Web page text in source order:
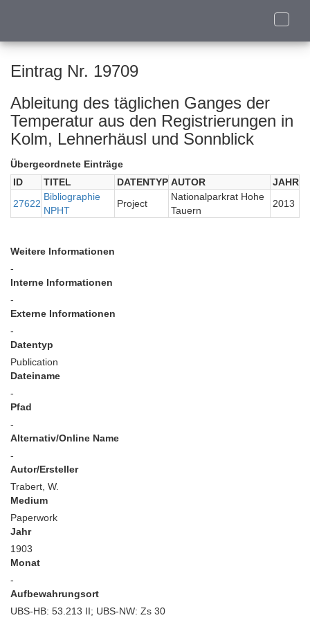
Toggle
Eintrag Nr. 19709
Ableitung des täglichen Ganges der
Temperatur aus den Registrierungen in
Kolm, Lehnerhäusl und Sonnblick
Übergeordnete Einträge
ID
TITEL DATENTYP AUTOR
JAHR
27622
Bibliographie
NPHT
Project
Nationalparkrat Hohe
Tauern
2013
Weitere Informationen
-
Interne Informationen
-
Externe Informationen
-
Datentyp
Publication
Dateiname
-
Pfad
-
Alternativ/Online Name
-
Autor/Ersteller
Trabert, W.
Medium
Paperwork
Jahr
1903
Monat
-
Aufbewahrungsort
UBS-HB: 53.213 II; UBS-NW: Zs 30